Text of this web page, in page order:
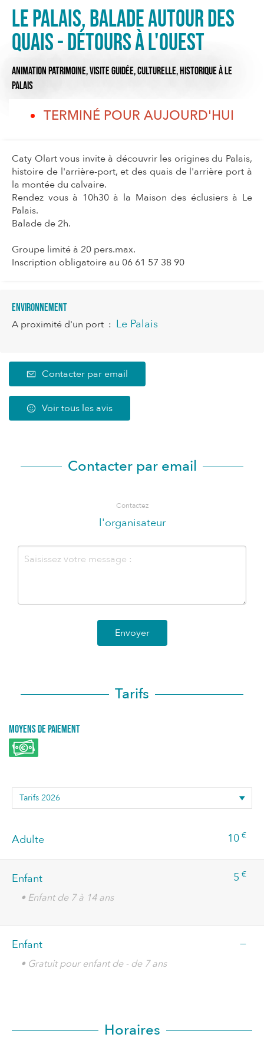
Le Palais, balade autour des
quais - Détours à l'ouest
ANIMATION PATRIMOINE,VISITE GUIDÉE,CULTURELLE,HISTORIQUEÀ LE
PALAIS
TERMINÉ POUR AUJOURD'HUI
Caty Olart vous invite à découvrir les origines du Palais,
histoire de l'arrière-port, et des quais de l'arrière port à
la montée du calvaire.
Rendez vous à 10h30 à la Maison des éclusiers à Le
Palais.
Balade de 2h.
Groupe limité à 20 pers.max.
Inscription obligatoire au 06 61 57 38 90
Environnement
A proximité d'un port : Le Palais
Contacter par email
Voir tous les avis
Contacter par email
Contactez
l'organisateur
Envoyer
Tarifs
Moyens de paiement
Adulte 10 €
Enfant 5 €
• Enfant de 7 à 14 ans
Enfant —
• Gratuit pour enfant de - de 7 ans
Horaires